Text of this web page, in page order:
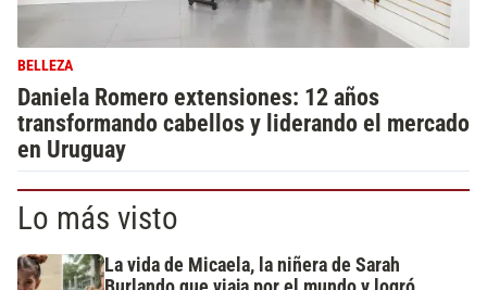
BELLEZA
Daniela Romero extensiones: 12 años
transformando cabellos y liderando el mercado
en Uruguay
Lo más visto
La vida de Micaela, la niñera de Sarah